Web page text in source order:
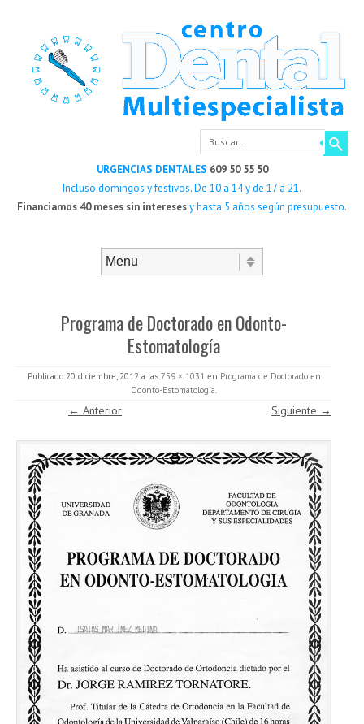
Buscar
URGENCIAS DENTALES 609 50 55 50
Incluso domingos y festivos. De 10 a 14 y de 17 a 21.
Financiamos 40 meses sin interesesy hasta 5 años según presupuesto.
Programa de Doctorado en Odonto-
Estomatología
Publicado 20 diciembre, 2012 a las 759 × 1031en Programa de Doctorado en
Odonto-Estomatología.
← Anterior Siguiente →